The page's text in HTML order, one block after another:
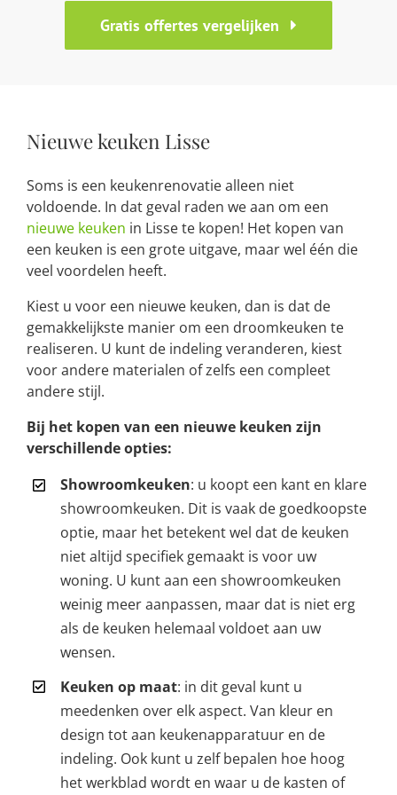
Gratis offertes vergelijken
Nieuwe keuken Lisse
Soms is een keukenrenovatie alleen niet
voldoende. In dat geval raden we aan om een
nieuwe keuken in Lisse te kopen! Het kopen van
een keuken is een grote uitgave, maar wel één die
veel voordelen heeft.
Kiest u voor een nieuwe keuken, dan is dat de
gemakkelijkste manier om een droomkeuken te
realiseren. U kunt de indeling veranderen, kiest
voor andere materialen of zelfs een compleet
andere stijl.
Bij het kopen van een nieuwe keuken zijn
verschillende opties:
Showroomkeuken: u koopt een kant en klare
showroomkeuken. Dit is vaak de goedkoopste
optie, maar het betekent wel dat de keuken
niet altijd specifiek gemaakt is voor uw
woning. U kunt aan een showroomkeuken
weinig meer aanpassen, maar dat is niet erg
als de keuken helemaal voldoet aan uw
wensen.
Keuken op maat: in dit geval kunt u
meedenken over elk aspect. Van kleur en
design tot aan keukenapparatuur en de
indeling. Ook kunt u zelf bepalen hoe hoog
het werkblad wordt en waar u de kasten of